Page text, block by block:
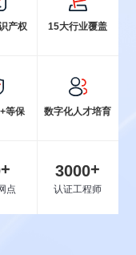
产权 15大行业覆盖
等保 数字化人才培育
+
点
3000+
认证工程师